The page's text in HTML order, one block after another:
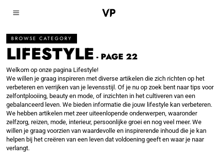
BROWSE CATEGORY
LIFESTYLE - PAGE 22
Welkom op onze pagina Lifestyle!
We willen je graag inspireren met diverse artikelen die zich richten op het
verbeteren en verrijken van je levensstijl. Of je nu op zoek bent naar tips voor
zelfontplooiing, beauty en mode, of inzichten in het cultiveren van een
gebalanceerd leven. We bieden informatie die jouw lifestyle kan verbeteren.
We hebben artikelen met zeer uiteenlopende onderwerpen, waaronder
zelfzorg, reizen, mode, interieur, persoonlijke groei en nog veel meer. We
willen je graag voorzien van waardevolle en inspirerende inhoud die je kan
helpen bij het creëren van een leven dat voldoening geeft en waar je naar
verlangt.